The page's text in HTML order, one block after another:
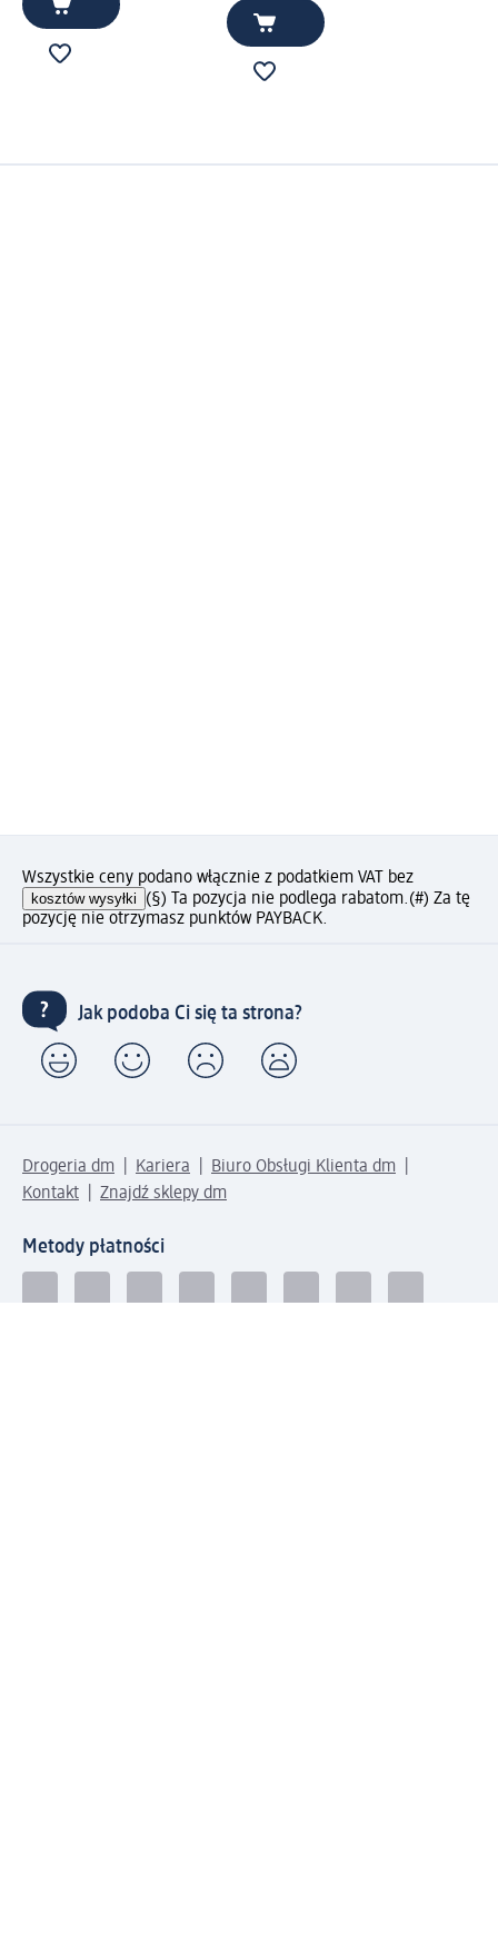
Wszystkie ceny podano włącznie z podatkiem VAT bez
kosztów wysyłki (§) Ta pozycja nie podlega rabatom.(#) Za tę
pozycję nie otrzymasz punktów PAYBACK.
Jak podoba Ci się ta strona?
Drogeria dm Kariera
Biuro Obsługi Klienta dm
Kontakt
Znajdź sklepy dm
Metody płatności